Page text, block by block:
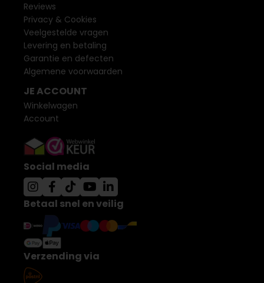
Reviews
Privacy & Cookies
Veelgestelde vragen
Levering en betaling
Garantie en defecten
Algemene voorwaarden
JE ACCOUNT
Winkelwagen
Account
Social media
Betaal snel en veilig
Verzending via